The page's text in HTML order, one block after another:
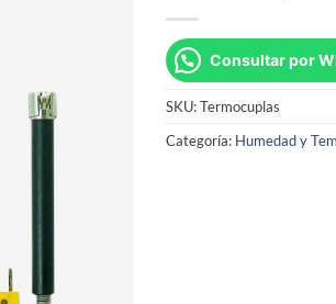
Consultar por
SKU:Termocuplas
Categoría: Humedad y